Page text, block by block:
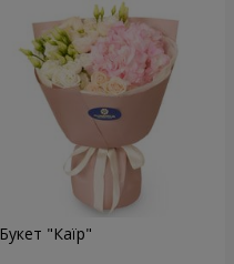
Букет "Каїр"